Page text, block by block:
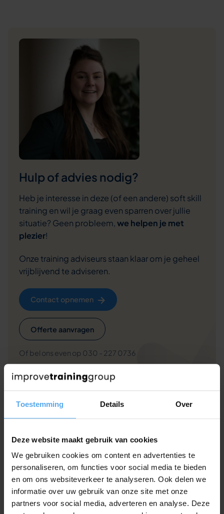
Toestemming Details Over
Deze website maakt gebruik van cookies
We gebruiken cookies om content en advertenties te
personaliseren, om functies voor social media te bieden
en om ons websiteverkeer te analyseren. Ook delen we
informatie over uw gebruik van onze site met onze
partners voor social media, adverteren en analyse. Deze
Hulp of advies nodig?
Heb je interesse in deze (of een andere) soft skill
training en wil je graag even sparren over jullie
situatie? Geen probleem,we helpen je met
plezier!
Onze training adviseurs staan klaar om je geheel
vrijblijvend te adviseren.
Contact opnemen
Offerte aanvragen
Of bel ons even op 030 - 227 0736
Veelgestelde vragen over deze
Wordt de training aangepast op onze
specifieke situatie?